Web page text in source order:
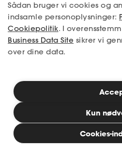
Selvstændig
Studerende
Bliv
Et barn under 13 år må
ikke have et
sammen med, at
tilladt i Danmark. Der er
uden undtagelser. Børn i
dette kræver dog
Læs mere nedenfor om,
alder må arbejde med
søger særlig tilladelse
Sådan bruger vi cookies og
indsamle personoplysninger:
Cookiepolitik. I
Business Data Site sikrer vi
over dine data.
Cookies-
Kun